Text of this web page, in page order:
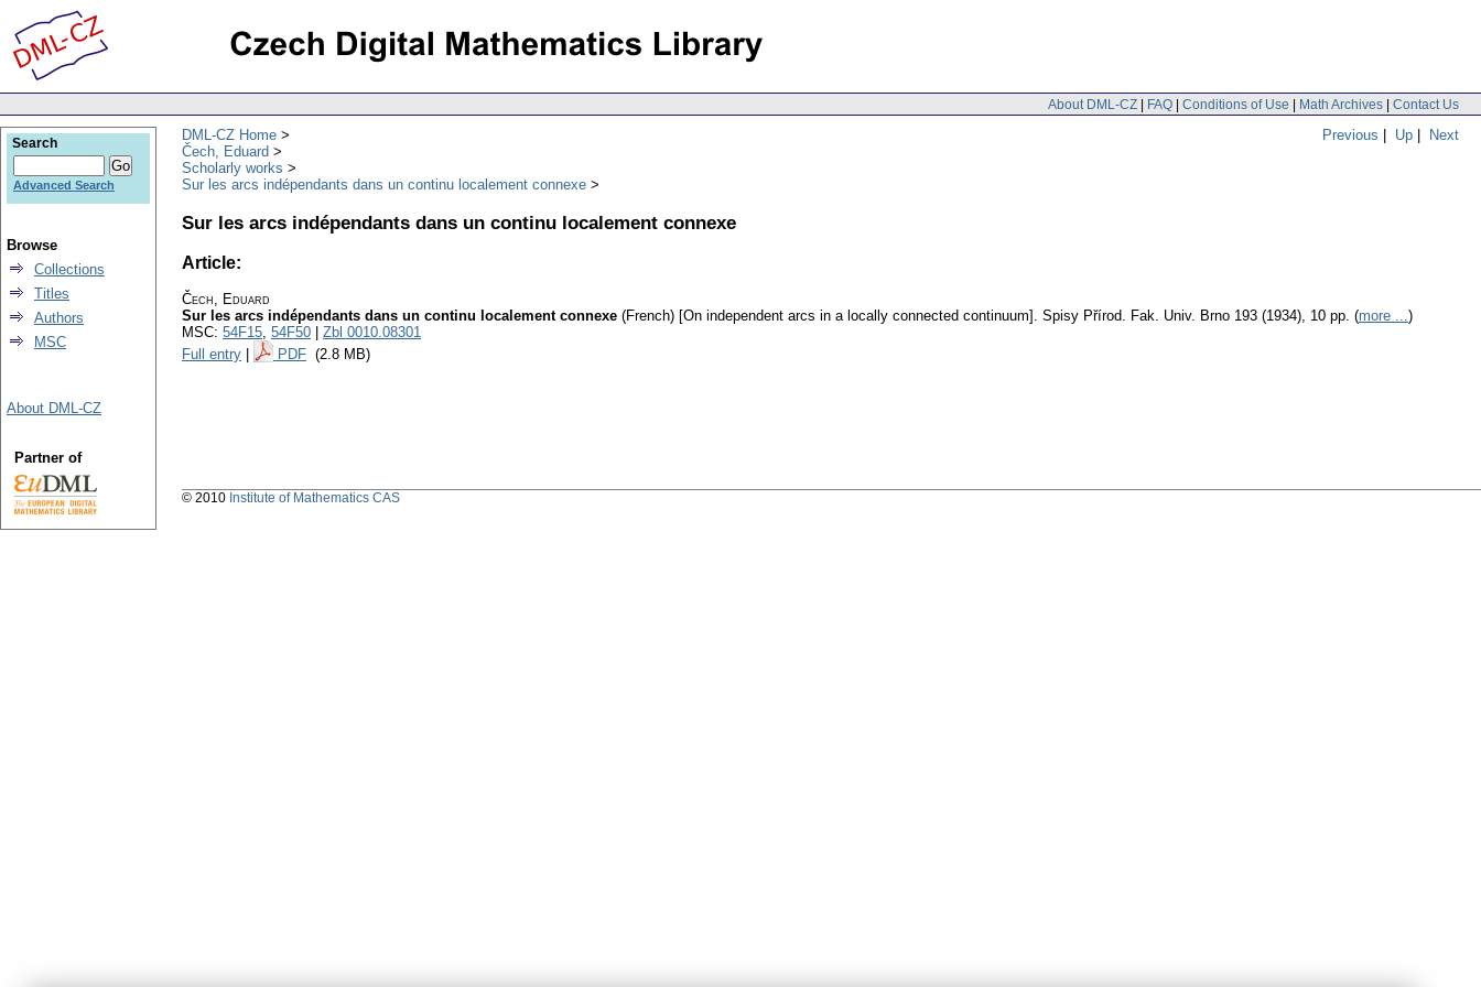
About DML-CZ | FAQ | Conditions of Use | Math Archives | Contact Us
Previous | Up | Next
DML-CZ Home
Čech, Eduard
Scholarly works
Sur les arcs indépendants dans un continu localement connexe
Sur les arcs indépendants dans un continu localement connexe
Article:
Čech, Eduard
Sur les arcs indépendants dans un continu localement connexe (French) [On independent arcs in a locally connected continuum]. Spisy Přírod. Fak. Univ. Brno 193 (1934), 10 pp. (more ...)
MSC: 54F15, 54F50
Zbl 0010.08301
Full entry
PDF (2.8 MB)
Search
Advanced Search
Browse
Collections
Titles
Authors
MSC
About DML-CZ
Partner of
© 2010 Institute of Mathematics CAS